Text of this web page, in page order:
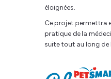
éloignées.
Ce projet permettra
pratique de la
suite tout au long de